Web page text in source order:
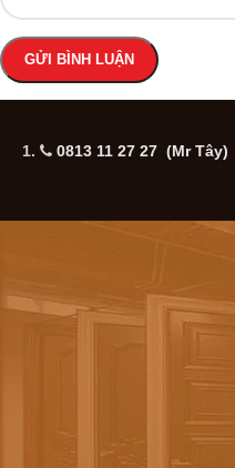
1. 0813 11 27 27 (Mr Tây)